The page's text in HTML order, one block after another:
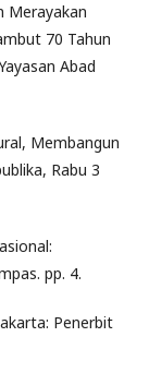
Merayakan
70 Tahun
Abad
Membangun
Rabu 3
pp. 4.
Penerbit